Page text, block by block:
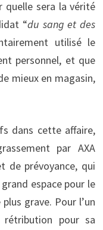
quelle sera la vérité
“du sang et des
utilisé le
personnel, et que
mieux en magasin,
dans cette affaire,
par AXA
de prévoyance, qui
espace pour le
grave. Pour l’un
rétribution pour sa